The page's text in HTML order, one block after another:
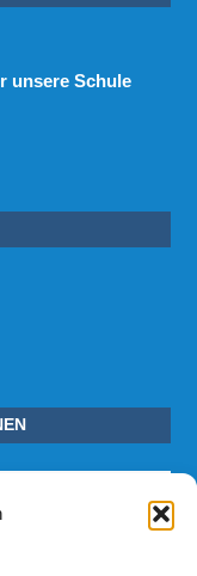
unsere Schule